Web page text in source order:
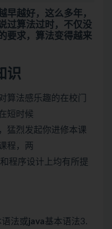
早越好，这么多年，
过算法过时，不仅没
的要求，算法变得越来
识
算法感乐趣的在校门
短时候
猛烈发起你进修本课
程，两
程序设计上均有所提
法或java基本语法3.